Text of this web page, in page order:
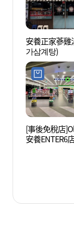
安養正家蔘雞
가삼계탕)
[事後免稅店
安養ENTER6